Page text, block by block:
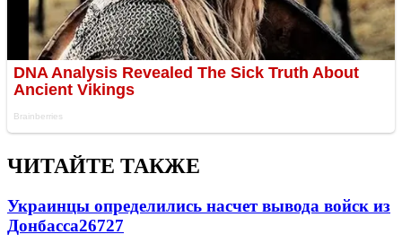
ЧИТАЙТЕ ТАКЖЕ
Украинцы определились насчет вывода войск из
Донбасса26727